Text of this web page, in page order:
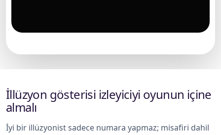
İllüzyon gösterisi izleyiciyi oyunun içine
almalı
İyi bir illüzyonist sadece numara yapmaz; misafiri dahil